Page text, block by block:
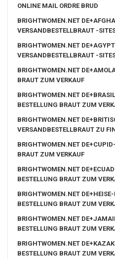
ONLINE MAIL ORDRE BRUD
BRIGHTWOMEN.NET
VERSANDBESTELLBRAUT -
BRIGHTWOMEN.NET
VERSANDBESTELLBRAUT -
BRIGHTWOMEN.NET
BRAUT ZUM VERKAUF
BRIGHTWOMEN.NET
BESTELLUNG BRAUT ZUM
BRIGHTWOMEN.NET
VERSANDBESTELLBRAUT ZU
BRIGHTWOMEN.NET
BRAUT ZUM VERKAUF
BRIGHTWOMEN.NET
BESTELLUNG BRAUT ZUM
BRIGHTWOMEN.NET
BESTELLUNG BRAUT ZUM
BRIGHTWOMEN.NET
BESTELLUNG BRAUT ZUM
BRIGHTWOMEN.NET
BESTELLUNG BRAUT ZUM